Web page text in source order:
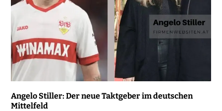
Angelo Stiller: Der neue Taktgeber im deutschen
Mittelfeld